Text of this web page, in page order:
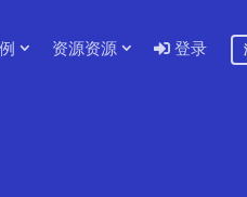
资源资源 登录